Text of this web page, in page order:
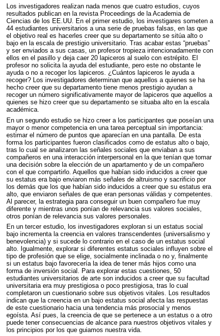
Los investigadores realizan nada menos que cuatro estudios, cuyos
resultados publican en la revista Proceedings de la Academia de
Ciencias de los EE.UU. En el primer estudio, los investigares someten a
44 estudiantes universitarios a una serie de pruebas falsas, en las que
el objetivo real es hacerles creer que su departamento se sitúa alto o
bajo en la escala de prestigio universitario. Tras acabar estas “pruebas”
y ser enviados a sus casas, un profesor tropieza intencionadamente con
ellos en el pasillo y deja caer 20 lapiceros al suelo con estrépito. El
profesor no solicita la ayuda del estudiante, pero este no obstante le
ayuda o no a recoger los lapiceros. ¿Cuántos lapiceros le ayuda a
recoger? Los investigadores determinan que aquellos a quienes se ha
hecho creer que su departamento tiene menos prestigio ayudan a
recoger un número significativamente mayor de lapiceros que aquellos a
quienes se hizo creer que su departamento se situaba alto en la escala
académica.
En un segundo estudio se hizo creer a los participantes que poseían una
mayor o menor competencia en una tarea perceptual sin importancia:
estimar el número de puntos que aparecían en una pantalla. De esta
forma los participantes fueron clasificados como de estatus alto o bajo,
tras lo cual se analizaron las señales sociales que enviaban a sus
compañeros en una interacción interpersonal en la que tenían que tomar
una decisión sobre la elección de un apartamento y de un compañero
con el que compartirlo. Aquellos que habían sido inducidos a creer que
su estatus era bajo enviaron más señales de altruismo y sacrificio por
los demás que los que habían sido inducidos a creer que su estatus era
alto, que enviaron señales de que eran personas válidas y competentes.
Al parecer, la estrategia para conseguir un buen compañero fue muy
diferente y mientras unos ponían de relevancia sus valores sociales,
otros ponían de relevancia sus valores personales.
En un tercer estudio, los investigadores exploran si un estatus social
bajo incrementa la creencia en valores transcendentes (universalismo y
benevolencia) y si sucede lo contrario en el caso de un estatus social
alto. Igualmente, explorar si diferentes estatus sociales influyen sobre el
tipo de profesión que se elige, socialmente inclinada o no y, finalmente
si un estatus bajo favorecería la idea de tener más hijos como una
forma de inversión social. Para explorar estas cuestiones, 50
estudiantes universitarios de arte son inducidos a creer que su facultad
universitaria era muy prestigiosa o poco prestigiosa, tras lo cual
completaron un cuestionario sobre sus objetivos vitales. Los resultados
indican que la creencia en un bajo estatus social afecta las respuestas
de este cuestionario hacia una tendencia más prosocial y menos
egoísta. Así pues, la creencia de que se pertenece a un estatus o a otro
puede tener consecuencias de alcance para nuestros objetivos vitales y
los principios por los que guiamos nuestra vida.